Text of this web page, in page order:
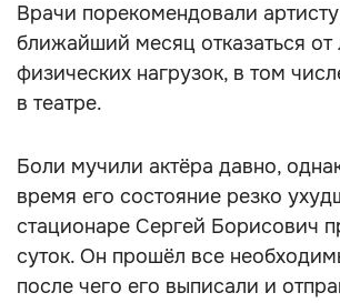
Врачи порекомендовали
ближайший месяц отказаться
физических нагрузок, в том
в театре.
Боли мучили актёра давно,
время его состояние резко
стационаре Сергей Борисович
суток. Он прошёл все
после чего его выписали и